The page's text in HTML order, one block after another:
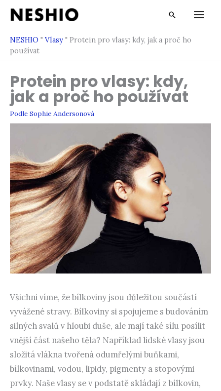
Přeskočit
obsah
Vyhledávání
NESHIO " Vlasy " Protein pro vlasy: kdy, jak a proč ho
používat
Protein pro vlasy: kdy,
jak a proč ho používat
Podle Sophie Andersonová
Všichni víme, že bílkoviny jsou důležitou součástí
vyvážené stravy. Bílkoviny si spojujeme s budováním
silných svalů v hloubi duše, ale mají také sílu posílit
vnější část našeho těla? Například lidské vlasy jsou
složitá vlákna tvořená odumřelými buňkami,
bílkovinami, vodou, lipidy, pigmenty a stopovými
prvky. Naše vlasy se v podstatě skládají z bílkovin,